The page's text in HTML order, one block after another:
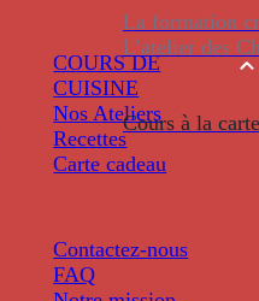
La formation
L’atelier des
Cours à la carte
COURS DE
CUISINE
Nos Ateliers
Recettes
Carte cadeau
Contactez-nous
FAQ